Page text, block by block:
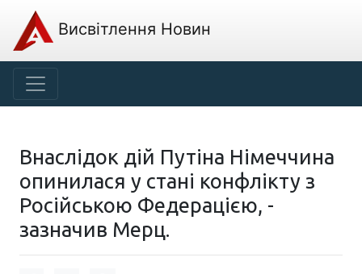
Висвітлення Новин
Внаслідок дій Путіна Німеччина
опинилася у стані конфлікту з
Російською Федерацією, -
зазначив Мерц.